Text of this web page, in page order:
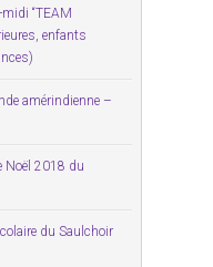
“TEAM
enfants
amérindienne –
Noël 2018 du
du Saulchoir